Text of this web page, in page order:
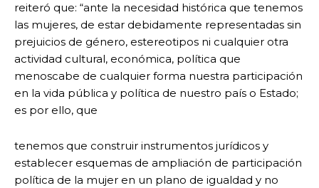
reiteró que: “ante la necesidad histórica que tenemos
las mujeres, de estar debidamente representadas sin
prejuicios de género, estereotipos ni cualquier otra
actividad cultural, económica, política que
menoscabe de cualquier forma nuestra participación
en la vida pública y política de nuestro país o Estado;
es por ello, que
tenemos que construir instrumentos jurídicos y
establecer esquemas de ampliación de participación
política de la mujer en un plano de igualdad y no